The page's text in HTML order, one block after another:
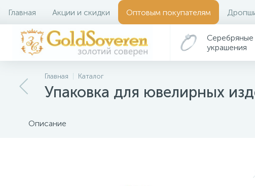
Главная Акции и скидки Оптовым покупателям
Серебряные
украшения
Главная Каталог
Упаковка для ювелирных
Описание